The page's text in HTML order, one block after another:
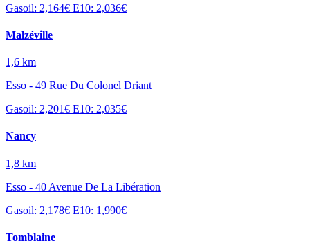
Gasoil: 2,164€ E10: 2,036€
Malzéville
1,6 km
Esso - 49 Rue Du Colonel Driant
Gasoil: 2,201€ E10: 2,035€
Nancy
1,8 km
Esso - 40 Avenue De La Libération
Gasoil: 2,178€ E10: 1,990€
Tomblaine